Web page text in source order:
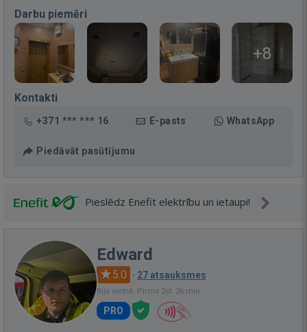
Darbu piemēri
+8
Kontakti
+371 *** *** 16 E-pasts WhatsApp
Piedāvāt pasūtījumu
Pieslēdz Enefit elektrību un ietaupi!
Edward
5.0 · 27 atsauksmes
Bija vietnē: Pirms 2st. 26 min.
PRO